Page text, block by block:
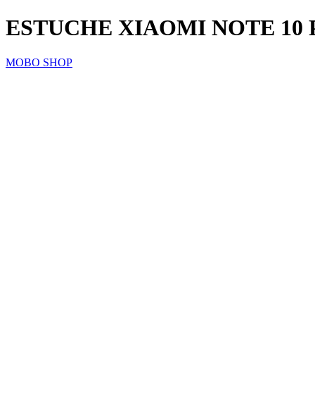
ESTUCHE XIAOMI NOTE 10
MOBO SHOP